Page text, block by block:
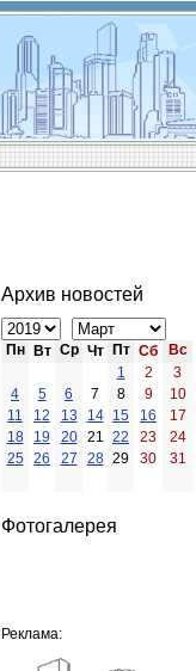
Архив новостей
Пн Вт Ср Чт Пт Сб
Вс
1
2
3
4
5 6 7 8 9
10
11
12 13 14 15 16
17
18
19 20 21 22 23
24
25
26 27 28 29 30 31
Фотогалерея
Реклама: